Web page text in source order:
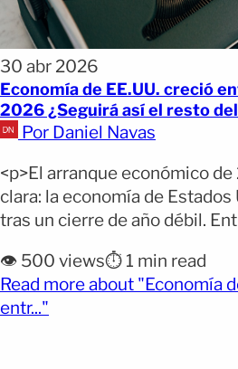
30 abr 2026
Economía de EE.UU. creció
2026 ¿Seguirá así el resto
Por Daniel Navas
<p>El arranque económico
clara: la economía de
tras un cierre de año débil.
mostró una aceleración
esperada por el mercado,
sobre su sostenibilidad en un
👁️ 500 views⏱️ 1 min read
Read more about "Economía
entr..."